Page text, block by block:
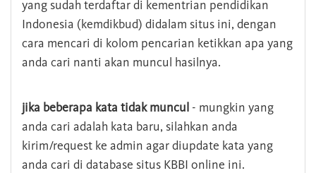
yang sudah terdaftar di kementrian pendidikan
Indonesia (kemdikbud) didalam situs ini, dengan
cara mencari di kolom pencarian ketikkan apa yang
anda cari nanti akan muncul hasilnya.
jika beberapa kata tidak muncul - mungkin yang
anda cari adalah kata baru, silahkan anda
kirim/request ke admin agar diupdate kata yang
anda cari di database situs KBBI online ini.